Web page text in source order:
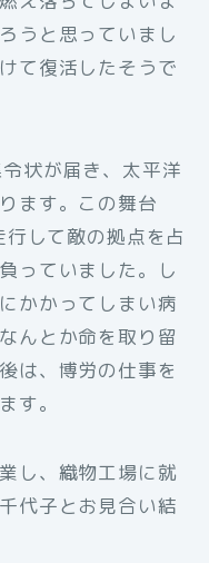
うと思っていまし
て復活したそうで
状が届き、太平洋
ます。この舞台
して敵の拠点を占
っていました。し
かかってしまい病
んとか命を取り留
は、博労の仕事を
す。
し、織物工場に就
代子とお見合い結